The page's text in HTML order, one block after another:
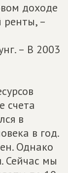
доходе
–
– В 2003
счета
в
в год.
Однако
Сейчас мы